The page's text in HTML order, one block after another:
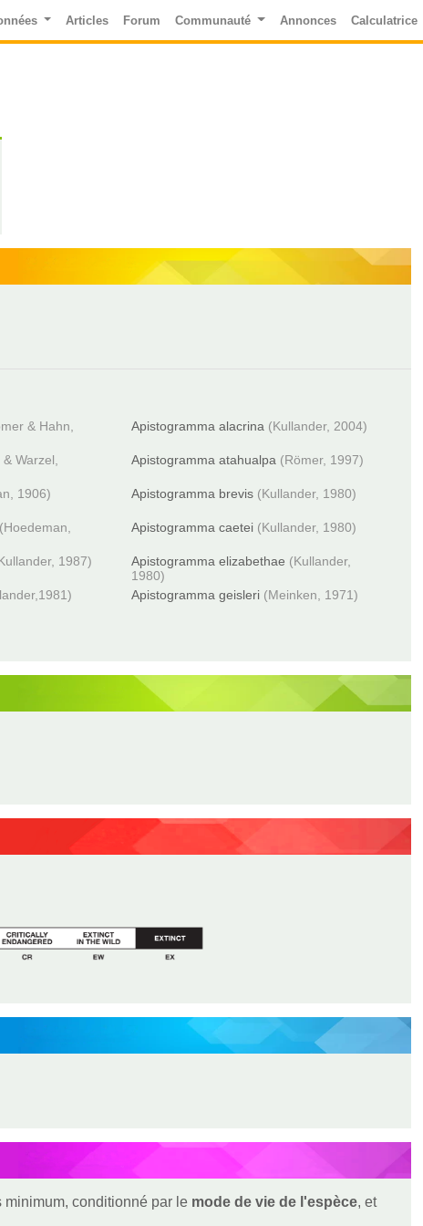
Articles Forum Communauté Annonces Calculatrice
& Hahn,
Apistogramma alacrina (Kullander, 2004)
Warzel,
Apistogramma atahualpa (Römer, 1997)
1906) Apistogramma brevis (Kullander, 1980)
(Hoedeman,
Apistogramma caetei (Kullander, 1980)
1987) Apistogramma elizabethae (Kullander,
1980)
Apistogramma geisleri (Meinken, 1971)
minimum, conditionné par le mode de vie de l'espèce, et